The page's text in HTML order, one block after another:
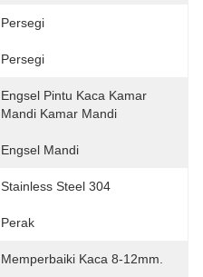
Persegi
Persegi
Engsel Pintu Kaca Kamar
Mandi Kamar Mandi
Engsel Mandi
Stainless Steel 304
Perak
Memperbaiki Kaca 8-12mm.